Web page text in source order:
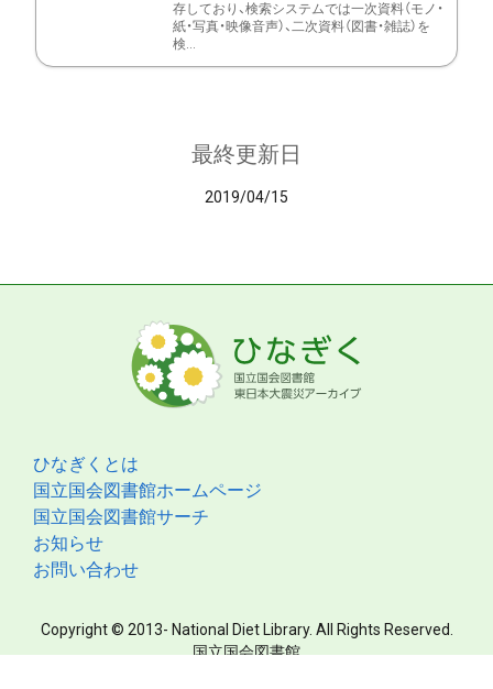
存しており、検索システムでは一次資料（モノ・
紙・写真・映像音声）、二次資料（図書・雑誌）を
検...
最終更新日
2019/04/15
ひなぎくとは
国立国会図書館ホームページ
国立国会図書館サーチ
お知らせ
お問い合わせ
Copyright © 2013- National Diet Library. All Rights Reserved.